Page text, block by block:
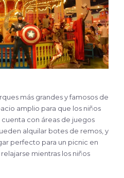
más grandes y famosos de
amplio para que los niños
con áreas de juegos
alquilar botes de remos, y
perfecto para un picnic en
mientras los niños